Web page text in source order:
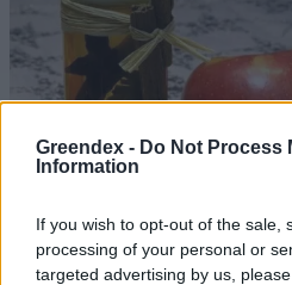
Greendex - Do Not Process
Information
If you wish to opt-out of the sale,
processing of your personal or
targeted advertising by us,